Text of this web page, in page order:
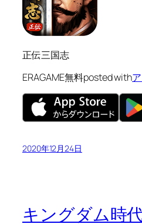
正伝三国志
ERAGAME無料posted with
2020年12月24日
キングダム時